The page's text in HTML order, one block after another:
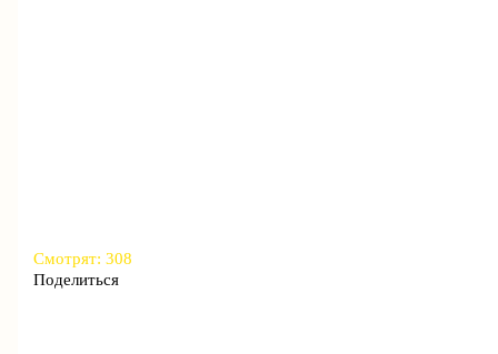
Смотрят: 308
Поделиться